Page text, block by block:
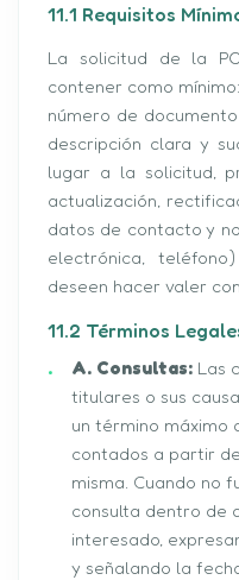
11.1 Requisitos
La solicitud de la
contener como
número de
descripción clara y
lugar a la solicitud,
actualización,
datos de contacto y
electrónica,
deseen hacer valer
11.2 Términos
A. Consultas: Las
titulares o sus
un término máximo
contados a partir
misma. Cuando no
consulta dentro de
interesado,
y señalando la